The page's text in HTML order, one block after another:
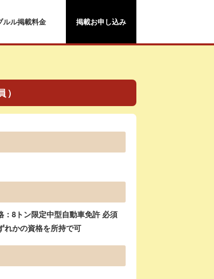
ルル掲載料金 掲載お申し込み
8トン限定中型自動車免許 必須
れかの資格を所持で可